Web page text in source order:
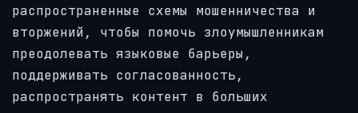
распространенные схемы мошенничества и
вторжений, чтобы помочь злоумышленникам
преодолевать языковые барьеры,
поддерживать согласованность,
распространять контент в больших